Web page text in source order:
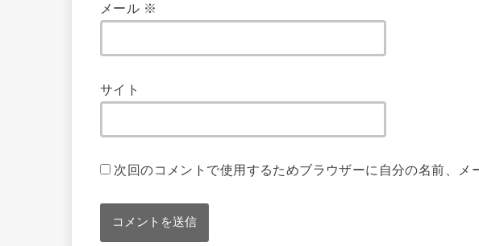
メール ※
サイト
次回のコメントで使用するためブラウザーに自分の名前、メ